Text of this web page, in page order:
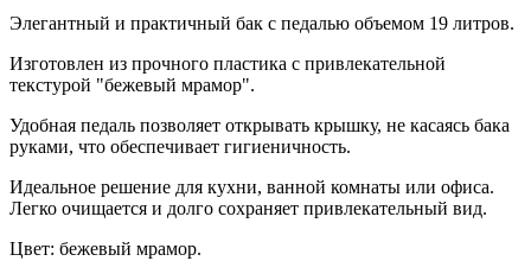
Элегантный и практичный бак с педалью объемом 19 литров.
Изготовлен из прочного пластика с привлекательной
текстурой "бежевый мрамор".
Удобная педаль позволяет открывать крышку, не касаясь бака
руками, что обеспечивает гигиеничность.
Идеальное решение для кухни, ванной комнаты или офиса.
Легко очищается и долго сохраняет привлекательный вид.
Цвет: бежевый мрамор.